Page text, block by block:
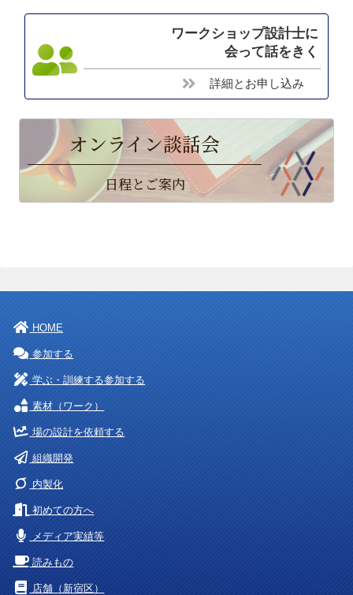
ワークショップ設計士に
会って話をきく
詳細とお申し込み
オンライン談話会
日程とご案内
HOME
参加する
学ぶ・訓練する参加する
素材（ワーク）
場の設計を依頼する
組織開発
内製化
初めての方へ
メディア実績等
読みもの
店舗（新宿区）